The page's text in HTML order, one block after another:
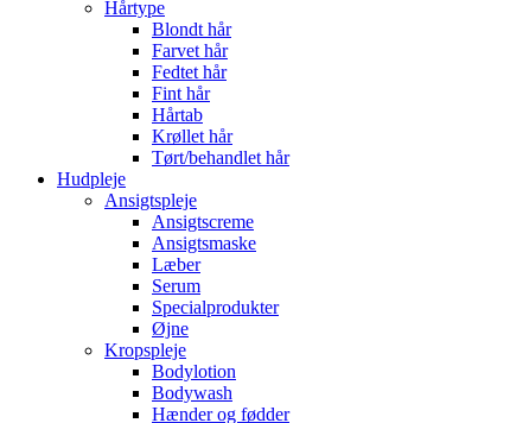
Hårtype
Blondt hår
Farvet hår
Fedtet hår
Fint hår
Hårtab
Krøllet hår
Tørt/behandlet hår
Hudpleje
Ansigtspleje
Ansigtscreme
Ansigtsmaske
Læber
Serum
Specialprodukter
Øjne
Kropspleje
Bodylotion
Bodywash
Hænder og fødder